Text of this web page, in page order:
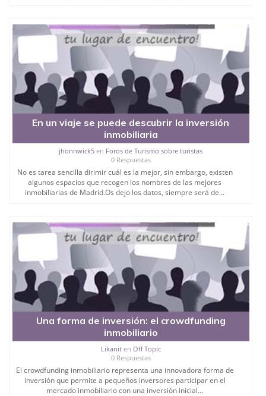
En un viaje se puede descubrir la inversión
inmobiliaria
jhonnwick5 en Foros de Turismo sobre turistas
0 Respuestas
No es tarea sencilla dirimir cuál es la mejor, sin embargo, existen
algunos espacios que recogen los nombres de las mejores
inmobiliarias de Madrid.Os dejo los datos, siempre será de...
Una forma de inversión: el crowdfunding
inmobiliario
Likaniten Off Topic
0 Respuestas
El crowdfunding inmobiliario representa una innovadora forma de
inversión que permite a pequeños inversores participar en el
mercado inmobiliario con una inversión inicial...